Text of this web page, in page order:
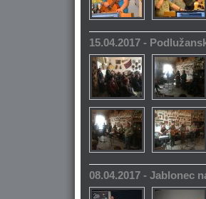
15.04.2017 -
08.04.2017 - Jablonec